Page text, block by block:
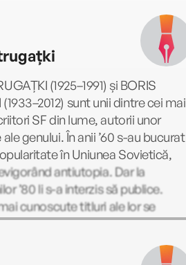
(1925–1991) și BORIS
sunt unii dintre cei mai
SF din lume, autorii unor
genului. În anii ’60 s-au bucurat
în Uniunea Sovietică,
antiutopia. Dar la
’80 li s-a interzis să publice.
cunoscute titluri ale lor se
să fii zeu (1964; Nemira, 2016),
sâmbăta (1964; Nemira, 2017),
(1966; Armada, 2022), A